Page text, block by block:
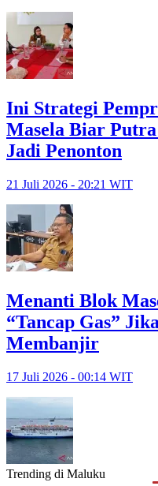
Ini Strategi
Masela Biar
Jadi Penonton
21 Juli 2026 - 20:21 WIT
Menanti Blok
“Tancap Gas”
Membanjir
17 Juli 2026 - 00:14 WIT
Trending di Maluku